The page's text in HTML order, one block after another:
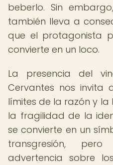
beberlo. Sin
también lleva a
que el protagonista
convierte en un loco.
La presencia del
Cervantes nos invita
límites de la razón y
la fragilidad de la
se convierte en un
transgresión,
advertencia sobre